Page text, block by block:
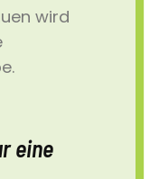
wird
eine